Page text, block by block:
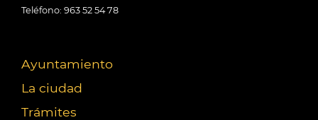
Teléfono: 963 52 54 78
Ayuntamiento
La ciudad
Trámites